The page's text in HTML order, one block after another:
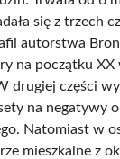
się z trzech
autorstwa
na początku XX
drugiej części
na negatywy
Natomiast w
mieszkalne z